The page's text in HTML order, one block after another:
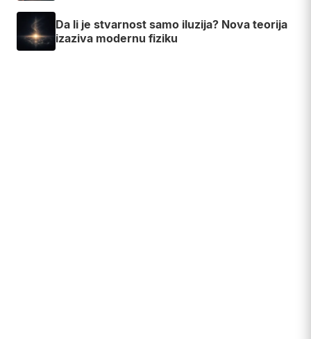
Da li je stvarnost samo iluzija? Nova teorija
izaziva modernu fiziku